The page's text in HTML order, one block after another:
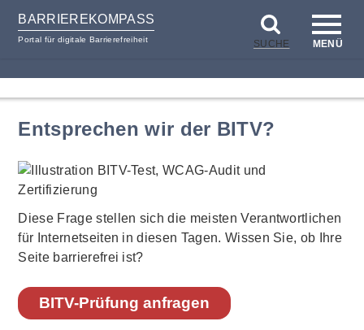
BARRIEREKOMPASS
Portal für digitale Barrierefreiheit SUCHE MENÜ
Entsprechen wir der BITV?
Diese Frage stellen sich die meisten Verantwortlichen
für Internetseiten in diesen Tagen. Wissen Sie, ob Ihre
Seite barrierefrei ist?
BITV-Prüfung anfragen